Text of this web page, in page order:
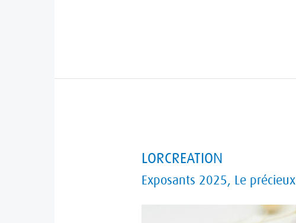
LORCREATION
Exposants 2025, Le précieux
LORCREATION